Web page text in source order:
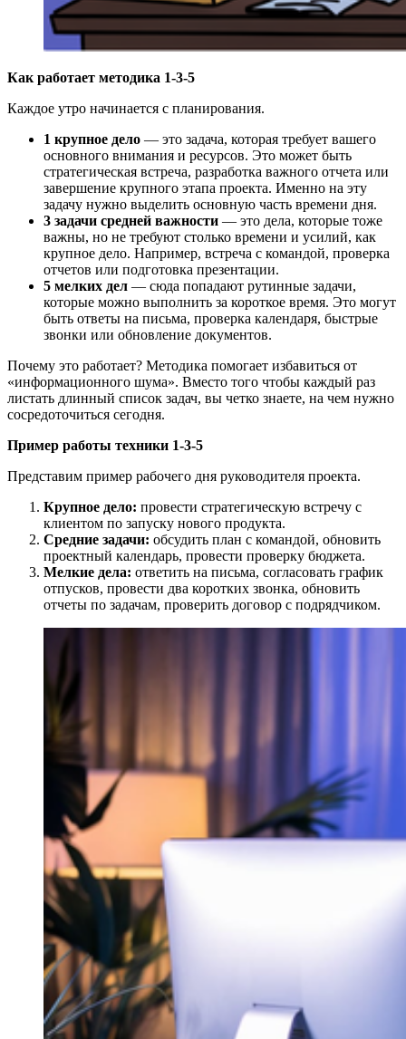
Как работает методика 1-3-5
Каждое утро начинается с планирования.
1 крупное дело — это задача, которая требует вашего
основного внимания и ресурсов. Это может быть
стратегическая встреча, разработка важного отчета или
завершение крупного этапа проекта. Именно на эту
задачу нужно выделить основную часть времени дня.
3 задачи средней важности — это дела, которые тоже
важны, но не требуют столько времени и усилий, как
крупное дело. Например, встреча с командой, проверка
отчетов или подготовка презентации.
5 мелких дел — сюда попадают рутинные задачи,
которые можно выполнить за короткое время. Это могут
быть ответы на письма, проверка календаря, быстрые
звонки или обновление документов.
Почему это работает? Методика помогает избавиться от
«информационного шума». Вместо того чтобы каждый раз
листать длинный список задач, вы четко знаете, на чем нужно
сосредоточиться сегодня.
Пример работы техники 1-3-5
Представим пример рабочего дня руководителя проекта.
Крупное дело: провести стратегическую встречу с
клиентом по запуску нового продукта.
Средние задачи: обсудить план с командой, обновить
проектный календарь, провести проверку бюджета.
Мелкие дела: ответить на письма, согласовать график
отпусков, провести два коротких звонка, обновить
отчеты по задачам, проверить договор с подрядчиком.